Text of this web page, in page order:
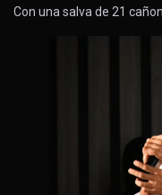
Con una salva de 21